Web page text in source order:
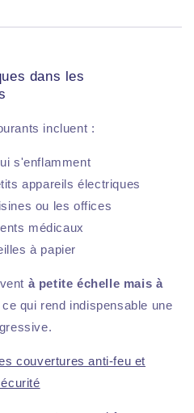
dans les
incluent :
s'enflamment
appareils électriques
ou les offices
médicaux
à papier
à petite échelle mais à
ce qui rend indispensable une
couvertures anti-feu et